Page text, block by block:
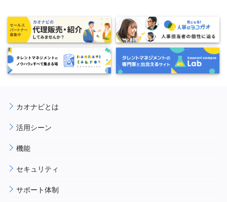
カオナビとは
活用シーン
機能
セキュリティ
サポート体制